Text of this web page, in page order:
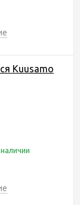
Kuusamo